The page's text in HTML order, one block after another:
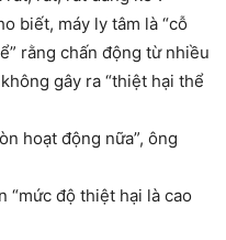
biết, máy ly tâm là “cỗ
rằng chấn động từ nhiều
gây ra “thiệt hại thể
hoạt động nữa”, ông
“mức độ thiệt hại là cao